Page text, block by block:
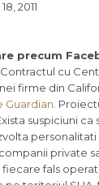
2011
precum
Contractul cu
firme din
Guardian.
suspiciuni
private
fiecare fals